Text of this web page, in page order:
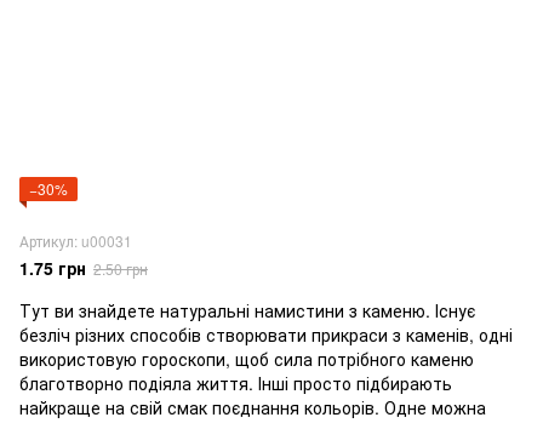
−30%
Артикул: u00031
1.75 грн 2.50 грн
Тут ви знайдете натуральні намистини з каменю. Існує
безліч різних способів створювати прикраси з каменів, одні
використовую гороскопи, щоб сила потрібного каменю
благотворно подіяла життя. Інші просто підбирають
найкраще на свій смак поєднання кольорів. Одне можна